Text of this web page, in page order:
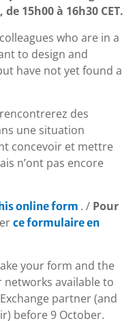
15h00 à 16h30 CET.
who are in a
to design and
have not yet found a
des
une situation
concevoir et mettre
n’ont pas encore
online form . / Pour
ce formulaire en
your form and the
available to
partner (and
before 9 October.